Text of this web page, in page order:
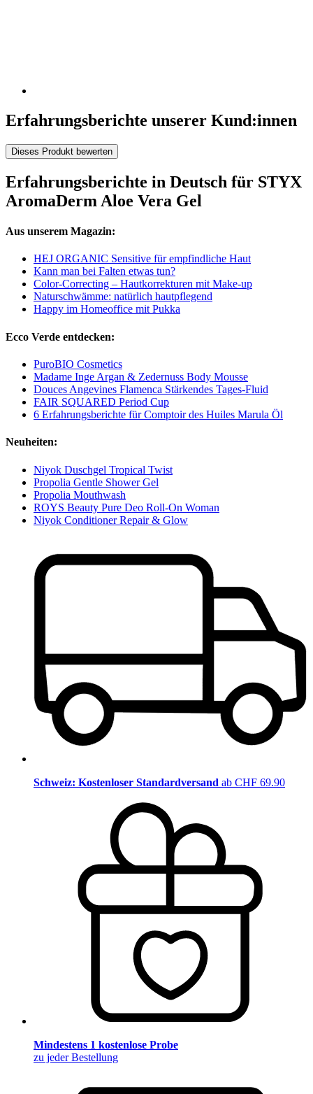
Erfahrungsberichte unserer Kund:innen
Dieses Produkt bewerten
Erfahrungsberichte in Deutsch für STYX
AromaDerm Aloe Vera Gel
Aus unserem Magazin:
HEJ ORGANIC Sensitive für empfindliche Haut
Kann man bei Falten etwas tun?
Color-Correcting – Hautkorrekturen mit Make-up
Naturschwämme: natürlich hautpflegend
Happy im Homeoffice mit Pukka
Ecco Verde entdecken:
PuroBIO Cosmetics
Madame Inge Argan & Zedernuss Body Mousse
Douces Angevines Flamenca Stärkendes Tages-Fluid
FAIR SQUARED Period Cup
6 Erfahrungsberichte für Comptoir des Huiles Marula Öl
Neuheiten:
Niyok Duschgel Tropical Twist
Propolia Gentle Shower Gel
Propolia Mouthwash
ROYS Beauty Pure Deo Roll-On Woman
Niyok Conditioner Repair & Glow
Schweiz: Kostenloser Standardversand ab CHF 69.90
Mindestens 1 kostenlose Probe
zu jeder Bestellung